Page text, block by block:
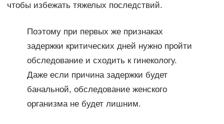
чтобы избежать тяжелых последствий.
Поэтому при первых же признаках
задержки критических дней нужно пройти
обследование и сходить к гинекологу.
Даже если причина задержки будет
банальной, обследование женского
организма не будет лишним.